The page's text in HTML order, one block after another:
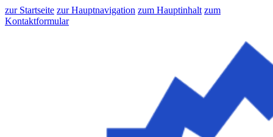
zur Startseite zur Hauptnavigation zum Hauptinhalt zum
Kontaktformular